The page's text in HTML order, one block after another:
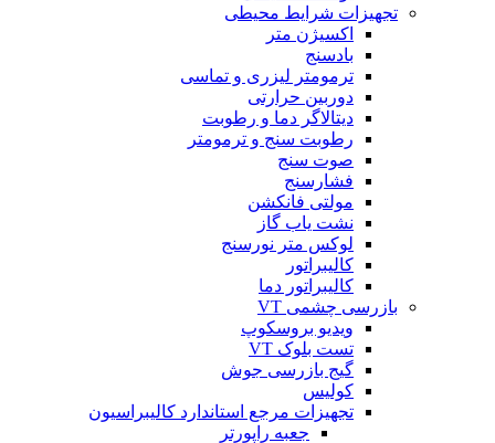
تجهیزات شرایط محیطی
اکسیژن متر
بادسنج
ترمومتر لیزری و تماسی
دوربین حرارتی
دیتالاگر دما و رطوبت
رطوبت سنج و ترمومتر
صوت سنج
فشارسنج
مولتی فانکشن
نشت یاب گاز
لوکس متر نورسنج
کالیبراتور
کالیبراتور دما
بازرسی چشمی VT
ویدیو بروسکوپ
تست بلوک VT
گیج بازرسی جوش
کولیس
تجهیزات مرجع استاندارد کالیبراسیون
جعبه راپورتر